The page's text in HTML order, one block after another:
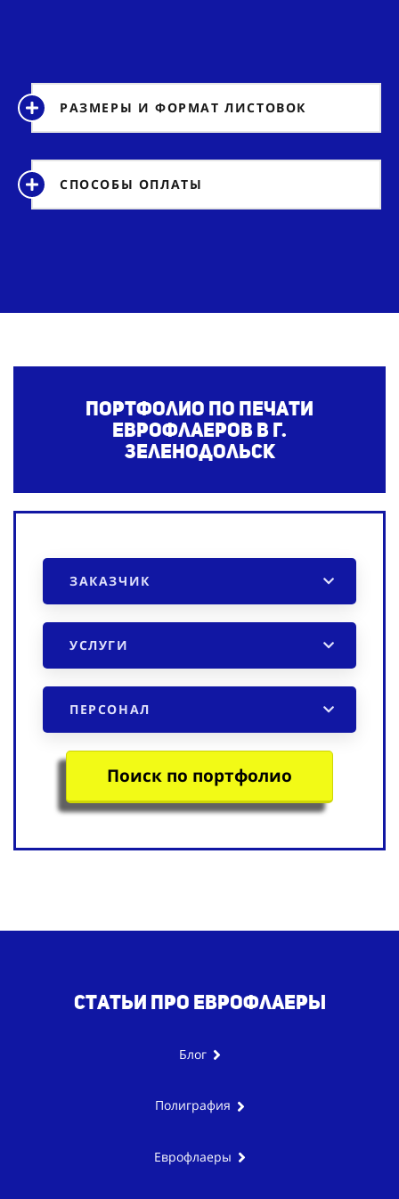
РАЗМЕРЫ И ФОРМАТ ЛИСТОВОК
СПОСОБЫ ОПЛАТЫ
Портфолио по печати
еврофлаеровв г.
Зеленодольск
ЗАКАЗЧИК
УСЛУГИ
ПЕРСОНАЛ
Поиск по портфолио
Статьи про еврофлаеры
Блог
Полиграфия
Еврофлаеры